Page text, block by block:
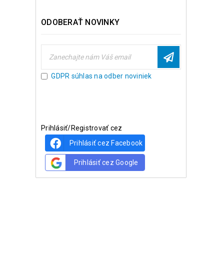
ODOBERAŤ NOVINKY
GDPR súhlas na odber noviniek
Prihlásiť/Registrovať cez
Prihlásiť cez Facebook
Prihlásiť cez Google